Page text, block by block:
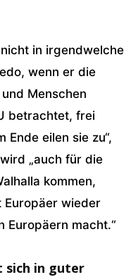
in irgendwelche
wenn er die
Menschen
betrachtet, frei
Ende eilen sie zu“,
„auch für die
kommen,
Europäer wieder
Europäern macht.“
sich in guter